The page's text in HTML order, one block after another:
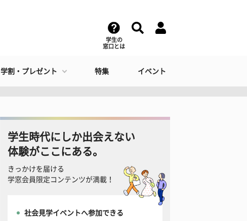
学生の
窓口とは
学割・プレゼント 特集 イベント
学生時代にしか出会えない
体験がここにある。
きっかけを届ける
学窓会員限定コンテンツが満載！
社会見学イベントへ参加できる